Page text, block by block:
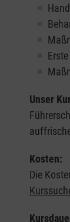
Unser
Kosten:
Die